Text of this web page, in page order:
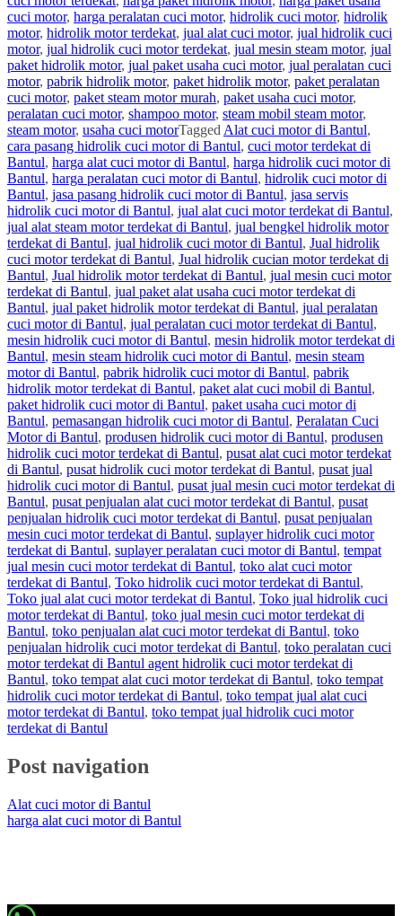
cuci motor, harga peralatan cuci motor, hidrolik cuci motor, hidrolik
motor, hidrolik motor terdekat, jual alat cuci motor, jual hidrolik cuci
motor, jual hidrolik cuci motor terdekat, jual mesin steam motor, jual
paket hidrolik motor, jual paket usaha cuci motor, jual peralatan cuci
motor, pabrik hidrolik motor, paket hidrolik motor, paket peralatan
cuci motor, paket steam motor murah, paket usaha cuci motor,
peralatan cuci motor, shampoo motor, steam mobil steam motor,
steam motor, usaha cuci motorTagged Alat cuci motor di Bantul,
cara pasang hidrolik cuci motor di Bantul, cuci motor terdekat di
Bantul, harga alat cuci motor di Bantul, harga hidrolik cuci motor di
Bantul, harga peralatan cuci motor di Bantul, hidrolik cuci motor di
Bantul, jasa pasang hidrolik cuci motor di Bantul, jasa servis
hidrolik cuci motor di Bantul, jual alat cuci motor terdekat di Bantul,
jual alat steam motor terdekat di Bantul, jual bengkel hidrolik motor
terdekat di Bantul, jual hidrolik cuci motor di Bantul, Jual hidrolik
cuci motor terdekat di Bantul, Jual hidrolik cucian motor terdekat di
Bantul, Jual hidrolik motor terdekat di Bantul, jual mesin cuci motor
terdekat di Bantul, jual paket alat usaha cuci motor terdekat di
Bantul, jual paket hidrolik motor terdekat di Bantul, jual peralatan
cuci motor di Bantul, jual peralatan cuci motor terdekat di Bantul,
mesin hidrolik cuci motor di Bantul, mesin hidrolik motor terdekat di
Bantul, mesin steam hidrolik cuci motor di Bantul, mesin steam
motor di Bantul, pabrik hidrolik cuci motor di Bantul, pabrik
hidrolik motor terdekat di Bantul, paket alat cuci mobil di Bantul,
paket hidrolik cuci motor di Bantul, paket usaha cuci motor di
Bantul, pemasangan hidrolik cuci motor di Bantul, Peralatan Cuci
Motor di Bantul, produsen hidrolik cuci motor di Bantul, produsen
hidrolik cuci motor terdekat di Bantul, pusat alat cuci motor terdekat
di Bantul, pusat hidrolik cuci motor terdekat di Bantul, pusat jual
hidrolik cuci motor di Bantul, pusat jual mesin cuci motor terdekat di
Bantul, pusat penjualan alat cuci motor terdekat di Bantul, pusat
penjualan hidrolik cuci motor terdekat di Bantul, pusat penjualan
mesin cuci motor terdekat di Bantul, suplayer hidrolik cuci motor
terdekat di Bantul, suplayer peralatan cuci motor di Bantul, tempat
jual mesin cuci motor terdekat di Bantul, toko alat cuci motor
terdekat di Bantul, Toko hidrolik cuci motor terdekat di Bantul,
Toko jual alat cuci motor terdekat di Bantul, Toko jual hidrolik cuci
motor terdekat di Bantul, toko jual mesin cuci motor terdekat di
Bantul, toko penjualan alat cuci motor terdekat di Bantul, toko
penjualan hidrolik cuci motor terdekat di Bantul, toko peralatan cuci
motor terdekat di Bantul agent hidrolik cuci motor terdekat di
Bantul, toko tempat alat cuci motor terdekat di Bantul, toko tempat
hidrolik cuci motor terdekat di Bantul, toko tempat jual alat cuci
motor terdekat di Bantul, toko tempat jual hidrolik cuci motor
terdekat di Bantul
Post navigation
Alat cuci motor di Bantul
harga alat cuci motor di Bantul